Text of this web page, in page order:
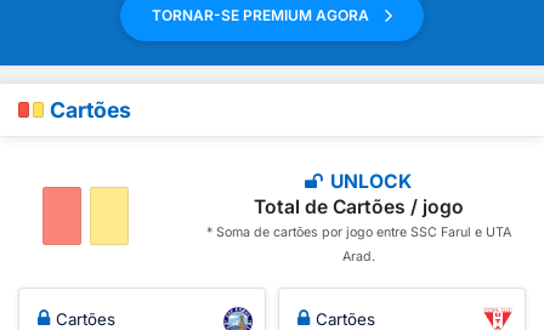
TORNAR-SE PREMIUM AGORA
Cartões
UNLOCK
Total de Cartões / jogo
* Soma de cartões por jogo entre SSC Farul e UTA
Arad.
Cartões Cartões